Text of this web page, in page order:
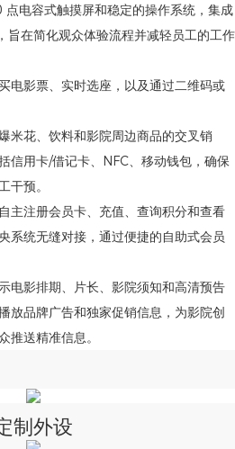
电容式触摸屏和稳定的操作系统，集成
旨在简化观众体验流程并减轻员工的工作
电影票、实时选座，以及通过二维码或
米花、饮料和影院周边商品的交叉销
信用卡/借记卡、NFC、移动钱包，确保
干预。
主注册会员卡、充值、查询积分和查看
系统无缝对接，通过便捷的自助式会员
电影排期、片长、影院须知和高清预告
放品牌广告和独家促销信息，为影院创
推送精准信息。
制外设